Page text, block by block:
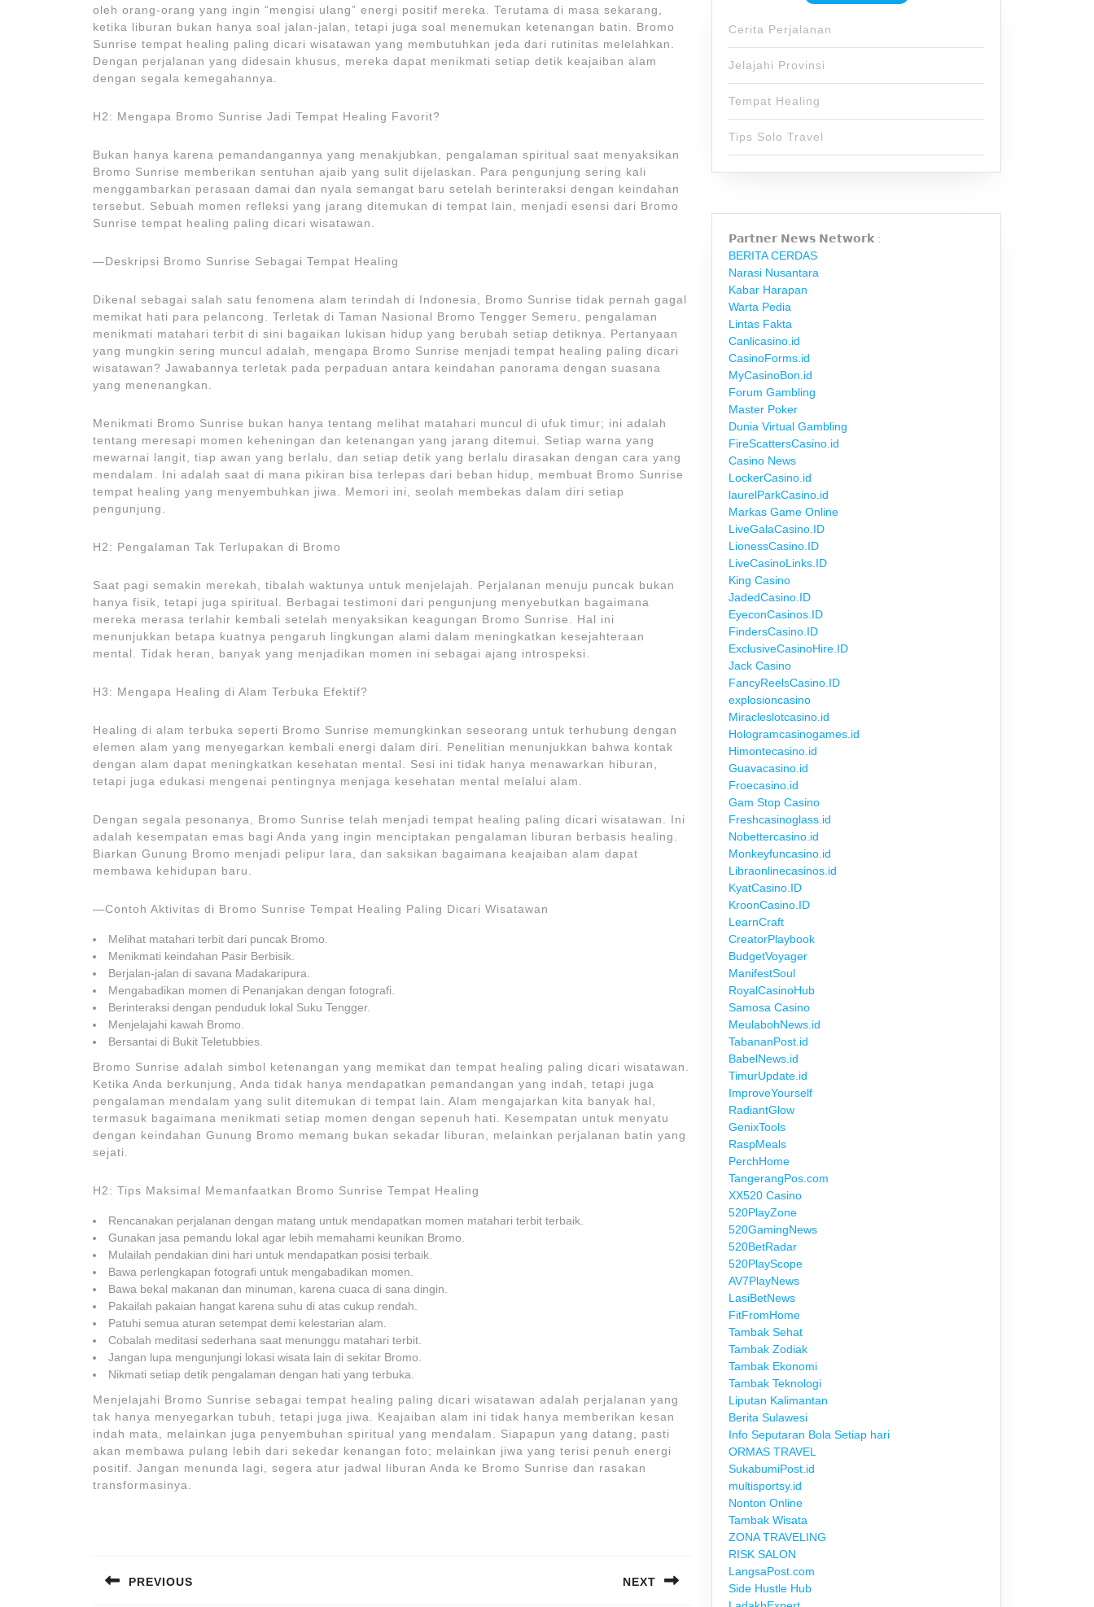
oleh orang-orang yang ingin “mengisi ulang” energi positif mereka. Terutama di masa sekarang,
ketika liburan bukan hanya soal jalan-jalan, tetapi juga soal menemukan ketenangan batin. Bromo
Sunrise tempat healing paling dicari wisatawan yang membutuhkan jeda dari rutinitas melelahkan.
Dengan perjalanan yang didesain khusus, mereka dapat menikmati setiap detik keajaiban alam
dengan segala kemegahannya.
H2: Mengapa Bromo Sunrise Jadi Tempat Healing Favorit?
Bukan hanya karena pemandangannya yang menakjubkan, pengalaman spiritual saat menyaksikan
Bromo Sunrise memberikan sentuhan ajaib yang sulit dijelaskan. Para pengunjung sering kali
menggambarkan perasaan damai dan nyala semangat baru setelah berinteraksi dengan keindahan
tersebut. Sebuah momen refleksi yang jarang ditemukan di tempat lain, menjadi esensi dari Bromo
Sunrise tempat healing paling dicari wisatawan.
—Deskripsi Bromo Sunrise Sebagai Tempat Healing
Dikenal sebagai salah satu fenomena alam terindah di Indonesia, Bromo Sunrise tidak pernah gagal
memikat hati para pelancong. Terletak di Taman Nasional Bromo Tengger Semeru, pengalaman
menikmati matahari terbit di sini bagaikan lukisan hidup yang berubah setiap detiknya. Pertanyaan
yang mungkin sering muncul adalah, mengapa Bromo Sunrise menjadi tempat healing paling dicari
wisatawan? Jawabannya terletak pada perpaduan antara keindahan panorama dengan suasana
yang menenangkan.
Menikmati Bromo Sunrise bukan hanya tentang melihat matahari muncul di ufuk timur; ini adalah
tentang meresapi momen keheningan dan ketenangan yang jarang ditemui. Setiap warna yang
mewarnai langit, tiap awan yang berlalu, dan setiap detik yang berlalu dirasakan dengan cara yang
mendalam. Ini adalah saat di mana pikiran bisa terlepas dari beban hidup, membuat Bromo Sunrise
tempat healing yang menyembuhkan jiwa. Memori ini, seolah membekas dalam diri setiap
pengunjung.
H2: Pengalaman Tak Terlupakan di Bromo
Saat pagi semakin merekah, tibalah waktunya untuk menjelajah. Perjalanan menuju puncak bukan
hanya fisik, tetapi juga spiritual. Berbagai testimoni dari pengunjung menyebutkan bagaimana
mereka merasa terlahir kembali setelah menyaksikan keagungan Bromo Sunrise. Hal ini
menunjukkan betapa kuatnya pengaruh lingkungan alami dalam meningkatkan kesejahteraan
mental. Tidak heran, banyak yang menjadikan momen ini sebagai ajang introspeksi.
H3: Mengapa Healing di Alam Terbuka Efektif?
Healing di alam terbuka seperti Bromo Sunrise memungkinkan seseorang untuk terhubung dengan
elemen alam yang menyegarkan kembali energi dalam diri. Penelitian menunjukkan bahwa kontak
dengan alam dapat meningkatkan kesehatan mental. Sesi ini tidak hanya menawarkan hiburan,
tetapi juga edukasi mengenai pentingnya menjaga kesehatan mental melalui alam.
Dengan segala pesonanya, Bromo Sunrise telah menjadi tempat healing paling dicari wisatawan. Ini
adalah kesempatan emas bagi Anda yang ingin menciptakan pengalaman liburan berbasis healing.
Biarkan Gunung Bromo menjadi pelipur lara, dan saksikan bagaimana keajaiban alam dapat
membawa kehidupan baru.
—Contoh Aktivitas di Bromo Sunrise Tempat Healing Paling Dicari Wisatawan
Melihat matahari terbit dari puncak Bromo.
Menikmati keindahan Pasir Berbisik.
Berjalan-jalan di savana Madakaripura.
Mengabadikan momen di Penanjakan dengan fotografi.
Berinteraksi dengan penduduk lokal Suku Tengger.
Menjelajahi kawah Bromo.
Bersantai di Bukit Teletubbies.
Bromo Sunrise adalah simbol ketenangan yang memikat dan tempat healing paling dicari wisatawan.
Ketika Anda berkunjung, Anda tidak hanya mendapatkan pemandangan yang indah, tetapi juga
pengalaman mendalam yang sulit ditemukan di tempat lain. Alam mengajarkan kita banyak hal,
termasuk bagaimana menikmati setiap momen dengan sepenuh hati. Kesempatan untuk menyatu
dengan keindahan Gunung Bromo memang bukan sekadar liburan, melainkan perjalanan batin yang
sejati.
H2: Tips Maksimal Memanfaatkan Bromo Sunrise Tempat Healing
Rencanakan perjalanan dengan matang untuk mendapatkan momen matahari terbit terbaik.
Gunakan jasa pemandu lokal agar lebih memahami keunikan Bromo.
Mulailah pendakian dini hari untuk mendapatkan posisi terbaik.
Bawa perlengkapan fotografi untuk mengabadikan momen.
Bawa bekal makanan dan minuman, karena cuaca di sana dingin.
Pakailah pakaian hangat karena suhu di atas cukup rendah.
Patuhi semua aturan setempat demi kelestarian alam.
Cobalah meditasi sederhana saat menunggu matahari terbit.
Jangan lupa mengunjungi lokasi wisata lain di sekitar Bromo.
Nikmati setiap detik pengalaman dengan hati yang terbuka.
Menjelajahi Bromo Sunrise sebagai tempat healing paling dicari wisatawan adalah perjalanan yang
tak hanya menyegarkan tubuh, tetapi juga jiwa. Keajaiban alam ini tidak hanya memberikan kesan
indah mata, melainkan juga penyembuhan spiritual yang mendalam. Siapapun yang datang, pasti
akan membawa pulang lebih dari sekedar kenangan foto; melainkan jiwa yang terisi penuh energi
positif. Jangan menunda lagi, segera atur jadwal liburan Anda ke Bromo Sunrise dan rasakan
transformasinya.
navigation
PREVIOUS NEXT
Cerita Perjalanan
Jelajahi Provinsi
Tempat Healing
Tips Solo Travel
𝗣𝗮𝗿𝘁𝗻𝗲𝗿 𝗡𝗲𝘄𝘀 𝗡𝗲𝘁𝘄𝗼𝗿𝗸 :
BERITA CERDAS
Narasi Nusantara
Kabar Harapan
Warta Pedia
Lintas Fakta
Canlicasino.id
CasinoForms.id
MyCasinoBon.id
Forum Gambling
Master Poker
Dunia Virtual Gambling
FireScattersCasino.id
Casino News
LockerCasino.id
laurelParkCasino.id
Markas Game Online
LiveGalaCasino.ID
LionessCasino.ID
LiveCasinoLinks.ID
King Casino
JadedCasino.ID
EyeconCasinos.ID
FindersCasino.ID
ExclusiveCasinoHire.ID
Jack Casino
FancyReelsCasino.ID
explosioncasino
Miracleslotcasino.id
Hologramcasinogames.id
Himontecasino.id
Guavacasino.id
Froecasino.id
Gam Stop Casino
Freshcasinoglass.id
Nobettercasino.id
Monkeyfuncasino.id
Libraonlinecasinos.id
KyatCasino.ID
KroonCasino.ID
LearnCraft
CreatorPlaybook
BudgetVoyager
ManifestSoul
RoyalCasinoHub
Samosa Casino
MeulabohNews.id
TabananPost.id
BabelNews.id
TimurUpdate.id
ImproveYourself
RadiantGlow
GenixTools
RaspMeals
PerchHome
TangerangPos.com
XX520 Casino
520PlayZone
520GamingNews
520BetRadar
520PlayScope
AV7PlayNews
LasiBetNews
FitFromHome
Tambak Sehat
Tambak Zodiak
Tambak Ekonomi
Tambak Teknologi
Liputan Kalimantan
Berita Sulawesi
Info Seputaran Bola Setiap hari
ORMAS TRAVEL
SukabumiPost.id
multisportsy.id
Nonton Online
Tambak Wisata
ZONA TRAVELING
RISK SALON
LangsaPost.com
Side Hustle Hub